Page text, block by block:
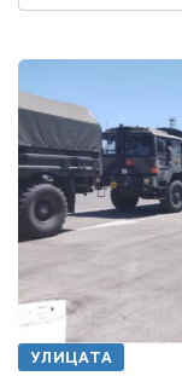
УЛИЦАТА